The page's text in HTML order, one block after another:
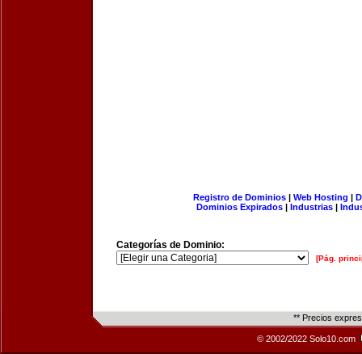
Registro de Dominios| Web Hosting |
Dominios Expirados | Industrias |
Categorías de Dominio:
[Pág.
** Precios
© 2002/2022 Solo10.com